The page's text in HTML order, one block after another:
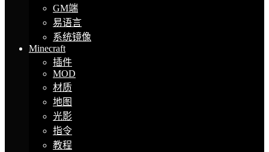
GM端
易语言
系统镜像
Minecraft
插件
MOD
材质
地图
光影
指令
教程